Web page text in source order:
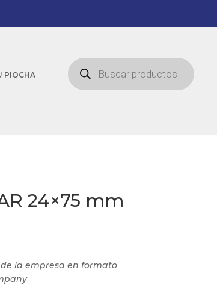
PIOCHA
Búsqueda
de
productos
24×75 mm
la empresa en formato